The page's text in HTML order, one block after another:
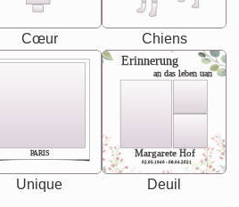
Cœur Chiens
PARIS
Unique
Erinnerung
an das leben uan
Margarete Hof
02.05.1940 - 08.04.2021
Deuil